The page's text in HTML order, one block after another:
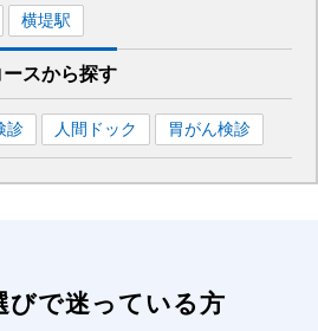
横堤駅
スから探す
診 人間ドック 胃がん検診
びで迷っている方